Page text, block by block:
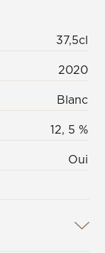
37,5cl
2020
Blanc
12, 5 %
Oui